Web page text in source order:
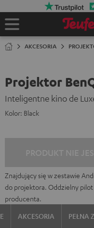
Strona
AKCESORIA
Projektor
Inteligentne kino de
Kolor: Black
Znajdujący się w zestawie
do projektora. Oddzielny
producenta.
AKCESORIA PEŁNA